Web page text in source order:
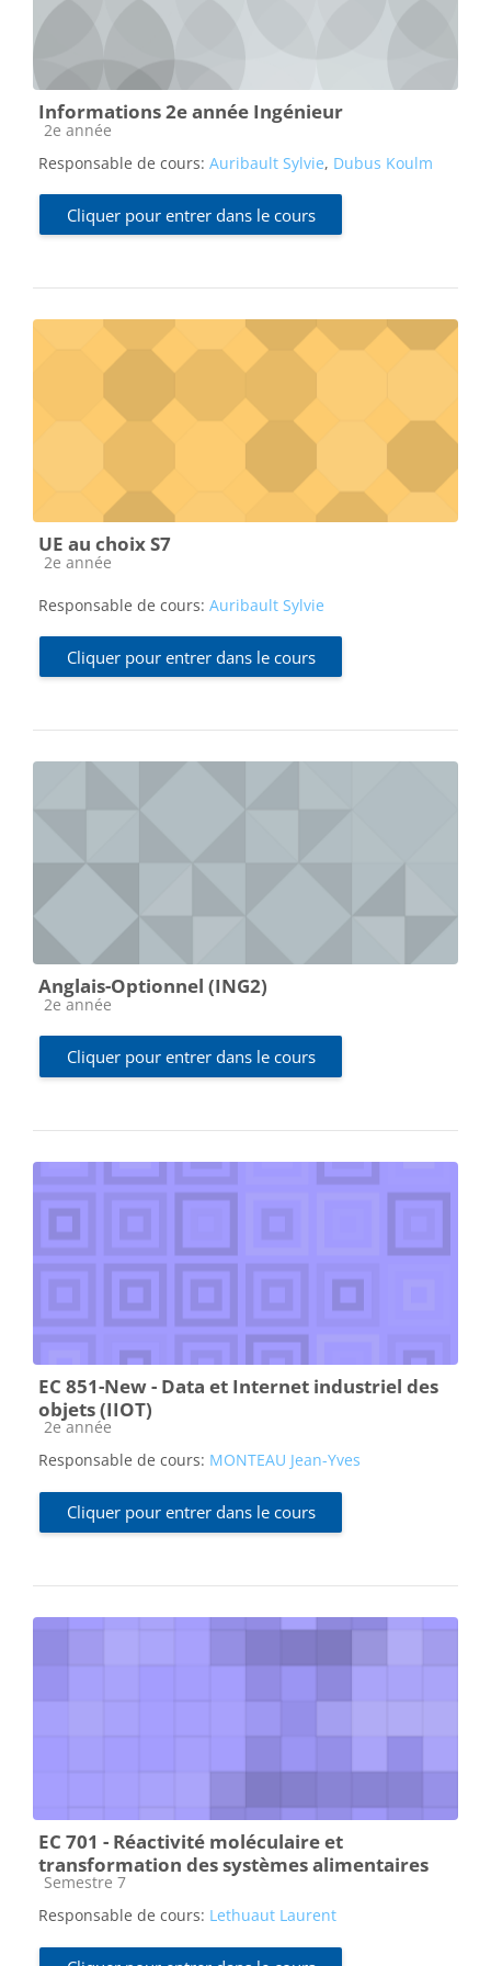
Informations 2e année Ingénieur
Catégorie de cours
2e année
Responsable de cours: Auribault Sylvie, Dubus Koulm
Cliquer pour entrer dans le cours
UE au choix S7
Catégorie de cours
2e année
Responsable de cours: Auribault Sylvie
Cliquer pour entrer dans le cours
Anglais-Optionnel (ING2)
Catégorie de cours
2e année
Cliquer pour entrer dans le cours
EC 851-New - Data et Internet industriel des
objets (IIOT)
Catégorie de cours
2e année
Responsable de cours: MONTEAU Jean-Yves
Cliquer pour entrer dans le cours
EC 701 - Réactivité moléculaire et
transformation des systèmes alimentaires
Catégorie de cours
Semestre 7
Responsable de cours: Lethuaut Laurent